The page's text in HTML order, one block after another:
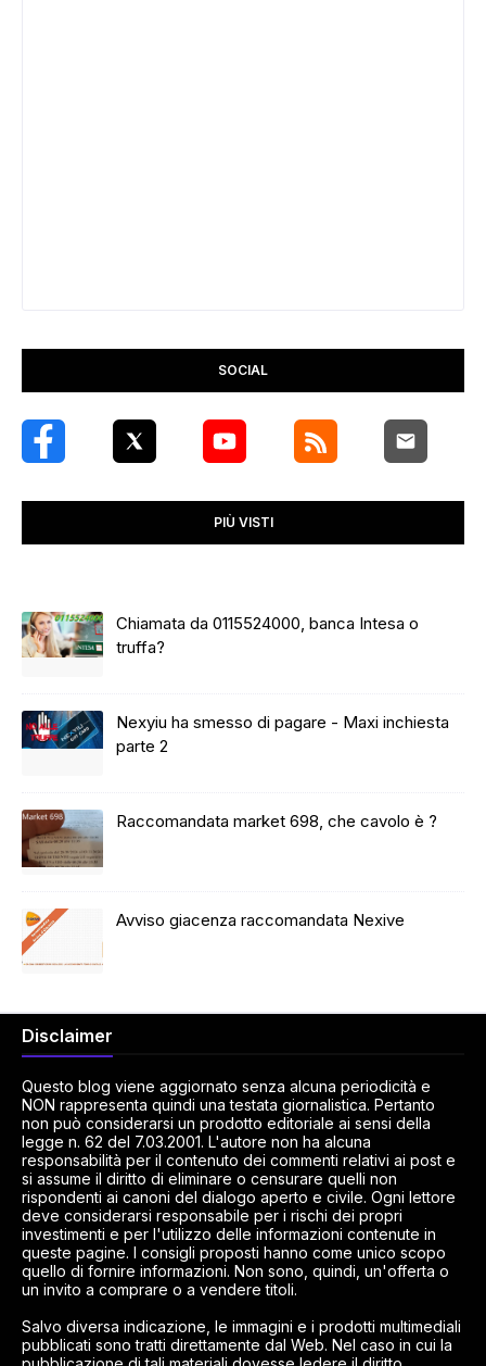
SOCIAL
PIÙ VISTI
Chiamata da 0115524000, banca Intesa o
truffa?
Nexyiu ha smesso di pagare - Maxi inchiesta
parte 2
Raccomandata market 698, che cavolo è ?
Avviso giacenza raccomandata Nexive
Disclaimer
Questo blog viene aggiornato senza alcuna periodicità e
NON rappresenta quindi una testata giornalistica. Pertanto
non può considerarsi un prodotto editoriale ai sensi della
legge n. 62 del 7.03.2001. L'autore non ha alcuna
responsabilità per il contenuto dei commenti relativi ai post e
si assume il diritto di eliminare o censurare quelli non
rispondenti ai canoni del dialogo aperto e civile. Ogni lettore
deve considerarsi responsabile per i rischi dei propri
investimenti e per l'utilizzo delle informazioni contenute in
queste pagine. I consigli proposti hanno come unico scopo
quello di fornire informazioni. Non sono, quindi, un'offerta o
un invito a comprare o a vendere titoli.
Salvo diversa indicazione, le immagini e i prodotti multimediali
pubblicati sono tratti direttamente dal Web. Nel caso in cui la